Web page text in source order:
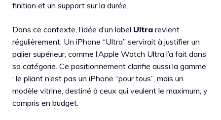
finition et un support sur la durée.
Dans ce contexte, l’idée d’un label Ultra revient
régulièrement. Un iPhone “Ultra” servirait à justifier un
palier supérieur, comme l’Apple Watch Ultra l’a fait dans
sa catégorie. Ce positionnement clarifie aussi la gamme
: le pliant n’est pas un iPhone “pour tous”, mais un
modèle vitrine, destiné à ceux qui veulent le maximum, y
compris en budget.